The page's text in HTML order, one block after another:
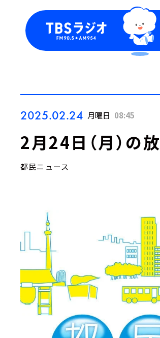
2025.02.24 月曜日 08:45
2月24日（月）の
都民ニュース